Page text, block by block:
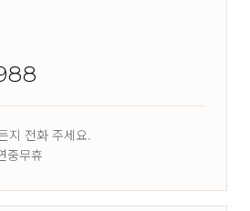
지 전화 주세요.
중무휴